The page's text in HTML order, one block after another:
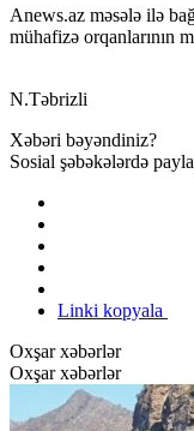
Anews.az məsələ ilə
mühafizə orqanlarının
N.Təbrizli
Xəbəri bəyəndiniz?
Sosial şəbəkələrdə
Linki kopyala
Oxşar xəbərlər
Oxşar xəbərlər